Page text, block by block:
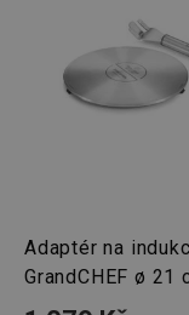
Adaptér na
GrandCHEF ø 21